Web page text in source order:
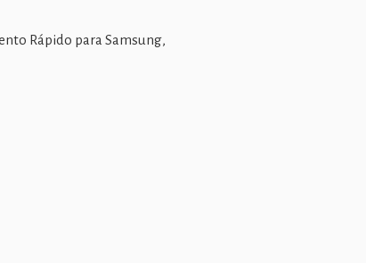
Rápido para Samsung,